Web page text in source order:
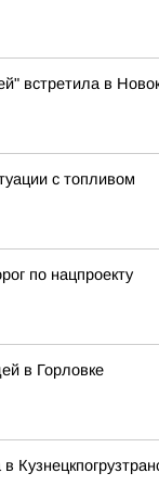
встретила в
с топливом
по нацпроекту
в Горловке